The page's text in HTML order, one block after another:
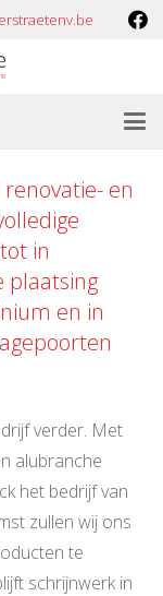
en
in
plaatsing
en in
verder. Met
alubranche
het bedrijf van
zullen wij ons
te
schrijnwerk in